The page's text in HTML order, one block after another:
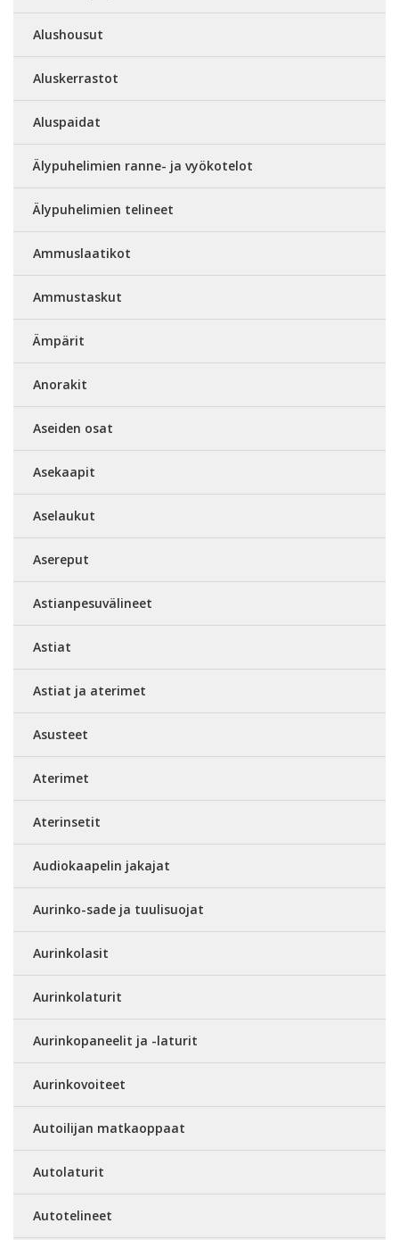
Alushousut
Aluskerrastot
Aluspaidat
Älypuhelimien ranne- ja vyökotelot
Älypuhelimien telineet
Ammuslaatikot
Ammustaskut
Ämpärit
Anorakit
Aseiden osat
Asekaapit
Aselaukut
Asereput
Astianpesuvälineet
Astiat
Astiat ja aterimet
Asusteet
Aterimet
Aterinsetit
Audiokaapelin jakajat
Aurinko-sade ja tuulisuojat
Aurinkolasit
Aurinkolaturit
Aurinkopaneelit ja -laturit
Aurinkovoiteet
Autoilijan matkaoppaat
Autolaturit
Autotelineet